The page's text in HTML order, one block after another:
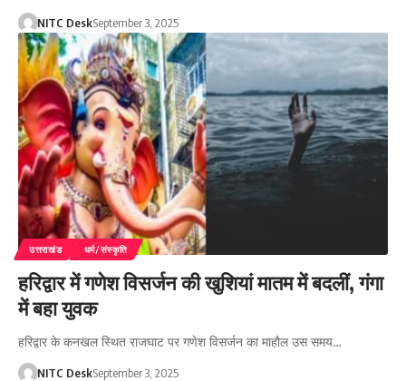
NITC DeskSeptember 3, 2025
उत्तराखंड धर्म/संस्कृति
हरिद्वार में गणेश विसर्जन की खुशियां मातम में बदलीं, गंगा
में बहा युवक
हरिद्वार के कनखल स्थित राजघाट पर गणेश विसर्जन का माहौल उस समय…
NITC DeskSeptember 3, 2025